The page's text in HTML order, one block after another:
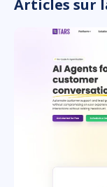
Articles sur